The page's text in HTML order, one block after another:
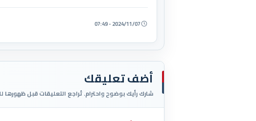
2024/11/07 - 07:49
أضف تعليقك
شارك رأيك بوضوح واحترام. تُراجع التعليقات قبل ظهورها